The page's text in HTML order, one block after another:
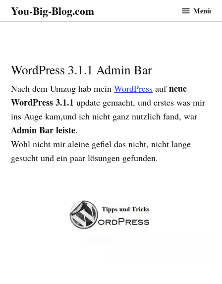
Zum
Inhalt
You-Big-Blog.com Menü
WordPress 3.1.1 Admin Bar
Nach dem Umzug hab meinWordPress aufneue
WordPress 3.1.1 update gemacht, und erstes was mir
ins Auge kam,und ich nicht ganz nutzlich fand, war
Admin Bar leiste.
Wohl nicht mir aleine gefiel das nicht, nicht lange
gesucht und ein paar lösungen gefunden.